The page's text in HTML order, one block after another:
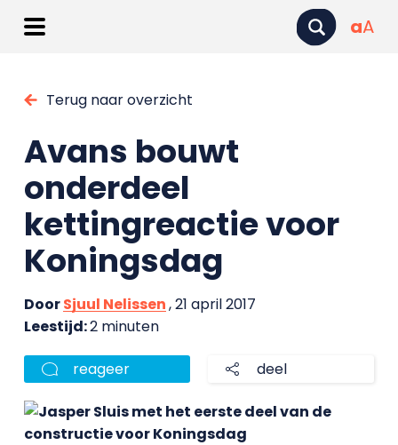
aA
Terug naar overzicht
Avans bouwt
onderdeel
kettingreactie voor
Koningsdag
DoorSjuul Nelissen, 21 april 2017
Leestijd:2 minuten
reageer deel